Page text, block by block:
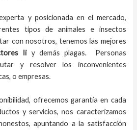
y posicionada en el mercado,
tipos de animales e insectos
con nosotros, tenemos las mejores
Iiy demás plagas. Personas
y resolver los inconvenientes
o empresas.
ofrecemos garantía en cada
y servicios, nos caracterizamos
apuntando a la satisfacción